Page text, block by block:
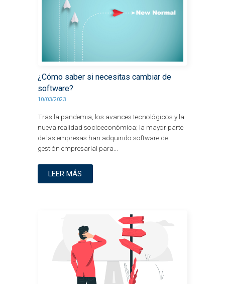
¿Cómo saber si necesitas cambiar de
software?
10/03/2023
Tras la pandemia, los avances tecnológicos y la
nueva realidad socioeconómica; la mayor parte
de las empresas han adquirido software de
gestión empresarial para...
LEER MÁS